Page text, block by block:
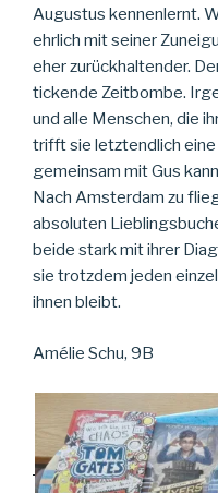
Augustus kennenlernt.
ehrlich mit seiner
eher zurückhaltender.
tickende Zeitbombe.
und alle Menschen, die
trifft sie letztendlich
gemeinsam mit Gus
Nach Amsterdam zu
absoluten
beide stark mit ihrer
sie trotzdem jeden
ihnen bleibt.
Amélie Schu, 9B